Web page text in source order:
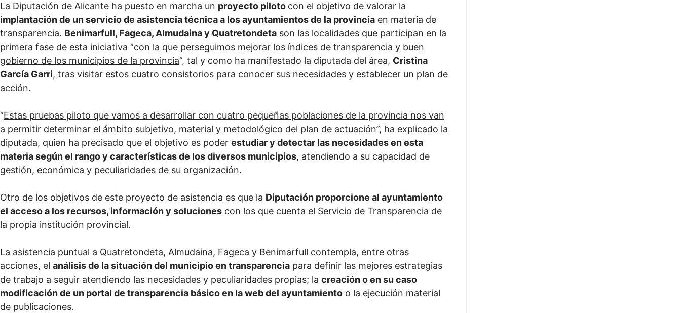
La Diputación de Alicante ha puesto en marcha un proyecto piloto con el objetivo de valorar la
implantación de un servicio de asistencia técnica a los ayuntamientos de la provincia en materia de
transparencia. Benimarfull, Fageca, Almudaina y Quatretondeta son las localidades que participan en la
primera fase de esta iniciativa “con la que perseguimos mejorar los índices de transparencia y buen
gobierno de los municipios de la provincia”, tal y como ha manifestado la diputada del área, Cristina
García Garri, tras visitar estos cuatro consistorios para conocer sus necesidades y establecer un plan de
acción.
“Estas pruebas piloto que vamos a desarrollar con cuatro pequeñas poblaciones de la provincia nos van
a permitir determinar el ámbito subjetivo, material y metodológico del plan de actuación”, ha explicado la
diputada, quien ha precisado que el objetivo es poder estudiar y detectar las necesidades en esta
materia según el rango y características de los diversos municipios, atendiendo a su capacidad de
gestión, económica y peculiaridades de su organización.
Otro de los objetivos de este proyecto de asistencia es que la Diputación proporcione al ayuntamiento
el acceso a los recursos, información y soluciones con los que cuenta el Servicio de Transparencia de
la propia institución provincial.
La asistencia puntual a Quatretondeta, Almudaina, Fageca y Benimarfull contempla, entre otras
acciones, el análisis de la situación del municipio en transparencia para definir las mejores estrategias
de trabajo a seguir atendiendo las necesidades y peculiaridades propias; la creación o en su caso
modificación de un portal de transparencia básico en la web del ayuntamiento o la ejecución material
de publicaciones.